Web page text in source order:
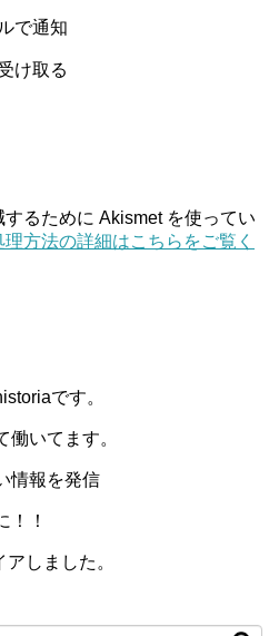
で通知
け取る
るために Akismet を使ってい
方法の詳細はこちらをご覧く
です。
いてます。
情報を発信
！！
しました。